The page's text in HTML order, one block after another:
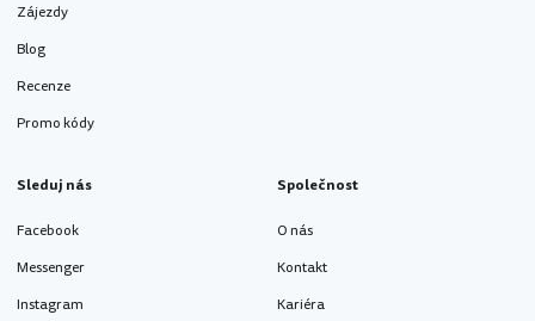
Zájezdy
Blog
Recenze
Promo kódy
Sleduj nás
Facebook
Messenger
Instagram
Společnost
O nás
Kontakt
Kariéra